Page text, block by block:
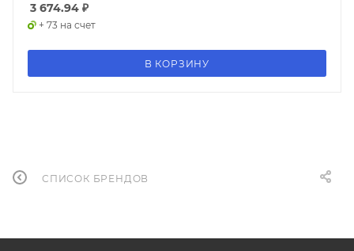
3 674.94 ₽
+ 73 на счет
В КОРЗИНУ
СПИСОК БРЕНДОВ